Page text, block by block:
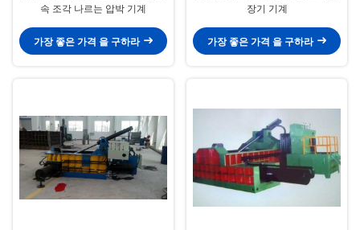
속 조각 나르는 압박 기계
가장 좋은 가격 을 구하라
장기 기계
가장 좋은 가격 을 구하라